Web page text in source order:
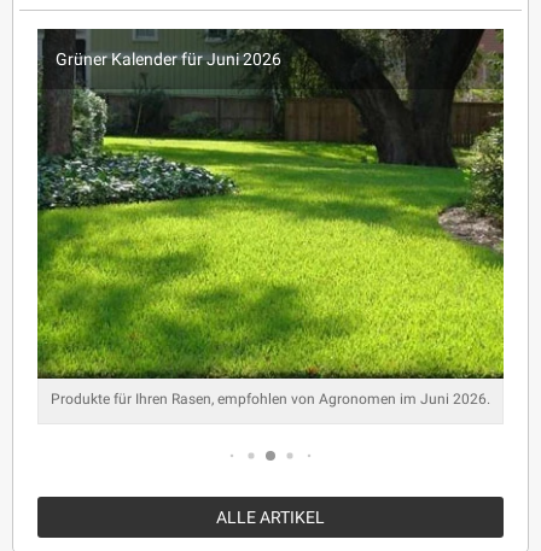
Grüner Kalender für Juni 2026
Produkte für Ihren Rasen, empfohlen von Agronomen im Juni 2026.
ALLE ARTIKEL